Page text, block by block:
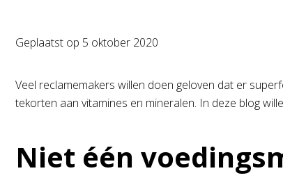
Geplaatst op 5 oktober 2020
Veel reclamemakers willen doen geloven dat er
tekorten aan vitamines en mineralen. In deze blog
Niet één